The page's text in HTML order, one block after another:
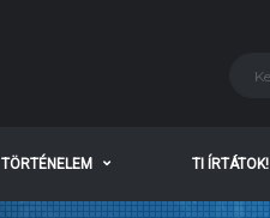
TÖRTÉNELEM TI ÍRTÁTOK!